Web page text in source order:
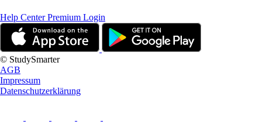
Help CenterPremium Login
© StudySmarter
AGB
Impressum
Datenschutzerklärung